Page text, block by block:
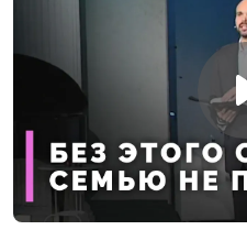
Интимная жизнь:
спасительные табу
(первая часть)
Главный секрет
супружеского счастья
(вторая часть)